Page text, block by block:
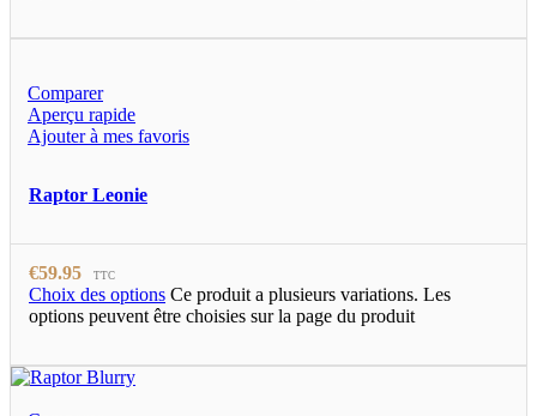
Comparer
Aperçu rapide
Ajouter à mes favoris
Raptor Leonie
€59.95 TTC
Choix des options Ce produit a plusieurs variations. Les
options peuvent être choisies sur la page du produit